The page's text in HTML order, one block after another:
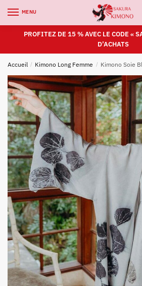
MENU
PROFITEZ DE 15 % AVEC LE CODE «
D’ACHATS
Accueil / Kimono Long Femme / Kimono Soie